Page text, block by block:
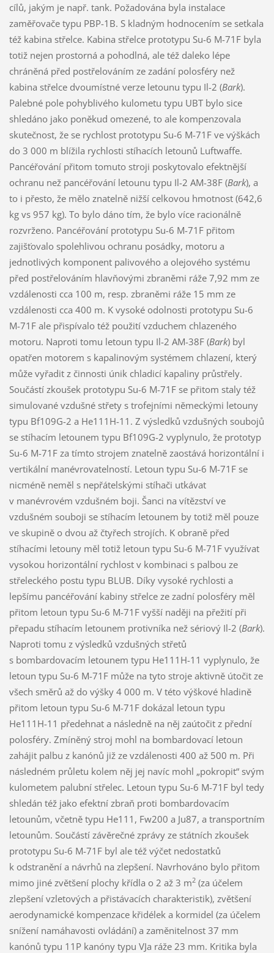
cílů, jakým je např. tank. Požadována byla instalace
zaměřovače typu PBP-1B. S kladným hodnocením se setkala
též kabina střelce. Kabina střelce prototypu Su-6 M-71F byla
totiž nejen prostorná a pohodlná, ale též daleko lépe
chráněná před postřelováním ze zadání polosféry než
kabina střelce dvoumístné verze letounu typu Il-2 (Bark).
Palebné pole pohyblivého kulometu typu UBT bylo sice
shledáno jako poněkud omezené, to ale kompenzovala
skutečnost, že se rychlost prototypu Su-6 M-71F ve výškách
do 3 000 m blížila rychlosti stíhacích letounů Luftwaffe.
Pancéřování přitom tomuto stroji poskytovalo efektnější
ochranu než pancéřování letounu typu Il-2 AM-38F (Bark), a
to i přesto, že mělo znatelně nižší celkovou hmotnost (642,6
kg vs 957 kg). To bylo dáno tím, že bylo více racionálně
rozvrženo. Pancéřování prototypu Su-6 M-71F přitom
zajišťovalo spolehlivou ochranu posádky, motoru a
jednotlivých komponent palivového a olejového systému
před postřelováním hlavňovými zbraněmi ráže 7,92 mm ze
vzdálenosti cca 100 m, resp. zbraněmi ráže 15 mm ze
vzdálenosti cca 400 m. K vysoké odolnosti prototypu Su-6
M-71F ale přispívalo též použití vzduchem chlazeného
motoru. Naproti tomu letoun typu Il-2 AM-38F (Bark) byl
opatřen motorem s kapalinovým systémem chlazení, který
může vyřadit z činnosti únik chladicí kapaliny průstřely.
Součástí zkoušek prototypu Su-6 M-71F se přitom staly též
simulované vzdušné střety s trofejními německými letouny
typu Bf109G-2 a He111H-11. Z výsledků vzdušných soubojů
se stíhacím letounem typu Bf109G-2 vyplynulo, že prototyp
Su-6 M-71F za tímto strojem znatelně zaostává horizontální i
vertikální manévrovatelností. Letoun typu Su-6 M-71F se
nicméně neměl s nepřátelskými stíhači utkávat
v manévrovém vzdušném boji. Šanci na vítězství ve
vzdušném souboji se stíhacím letounem by totiž měl pouze
ve skupině o dvou až čtyřech strojích. K obraně před
stíhacími letouny měl totiž letoun typu Su-6 M-71F využívat
vysokou horizontální rychlost v kombinaci s palbou ze
střeleckého postu typu BLUB. Díky vysoké rychlosti a
lepšímu pancéřování kabiny střelce ze zadní polosféry měl
přitom letoun typu Su-6 M-71F vyšší naději na přežití při
přepadu stíhacím letounem protivníka než sériový Il-2 (Bark).
Naproti tomu z výsledků vzdušných střetů
s bombardovacím letounem typu He111H-11 vyplynulo, že
letoun typu Su-6 M-71F může na tyto stroje aktivně útočit ze
všech směrů až do výšky 4 000 m. V této výškové hladině
přitom letoun typu Su-6 M-71F dokázal letoun typu
He111H-11 předehnat a následně na něj zaútočit z přední
polosféry. Zmíněný stroj mohl na bombardovací letoun
zahájit palbu z kanónů již ze vzdálenosti 400 až 500 m. Při
následném průletu kolem něj jej navíc mohl „pokropit“ svým
kulometem palubní střelec. Letoun typu Su-6 M-71F byl tedy
shledán též jako efektní zbraň proti bombardovacím
letounům, včetně typu He111, Fw200 a Ju87, a transportním
letounům. Součástí závěrečné zprávy ze státních zkoušek
prototypu Su-6 M-71F byl ale též výčet nedostatků
k odstranění a návrhů na zlepšení. Navrhováno bylo přitom
mimo jiné zvětšení plochy křídla o 2 až 3 m2(za účelem
zlepšení vzletových a přistávacích charakteristik), zvětšení
aerodynamické kompenzace křidélek a kormidel (za účelem
snížení namáhavosti ovládání) a zaměnitelnost 37 mm
kanónů typu 11P kanóny typu VJa ráže 23 mm. Kritika byla